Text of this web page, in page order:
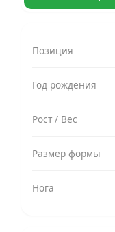
Позиция
Год рождения
Рост / Вес
Размер формы
Нога